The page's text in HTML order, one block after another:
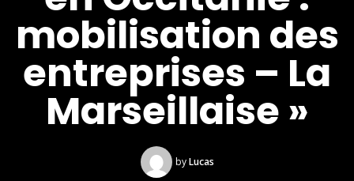
mobilisation des
entreprises – La
Marseillaise »
by Lucas